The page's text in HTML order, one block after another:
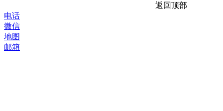
返回顶部
电话
微信
地图
邮箱